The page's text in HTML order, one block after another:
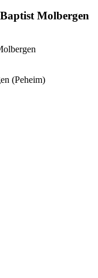
Molbergen
(Peheim)